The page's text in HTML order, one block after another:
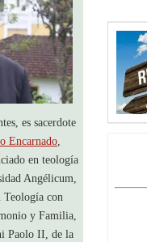
es sacerdote
Encarnado,
en teología
Angélicum,
Teología con
y Familia,
Paolo II, de la